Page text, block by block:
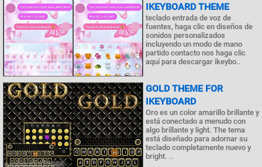
IKEYBOARD THEME
teclado entrada de voz de
fuentes, haga clic en diseños de
sonidos personalizados
incluyendo un modo de mano
partido contacto nos haga clic
aquí para descargar ikeybo..
GOLD THEME FOR
IKEYBOARD
Oro es un color amarillo brillante y
está conectado a menudo con
algo brillante y light. The tema
está diseñado para adornar su
teclado completamente nuevo y
bright. ..